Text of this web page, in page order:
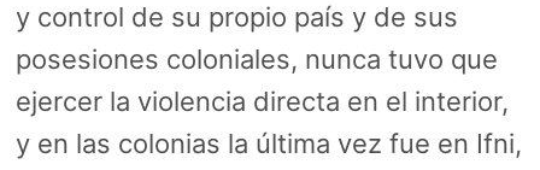
y control de su propio país y de sus
posesiones coloniales, nunca tuvo que
ejercer la violencia directa en el interior,
y en las colonias la última vez fue en Ifni,